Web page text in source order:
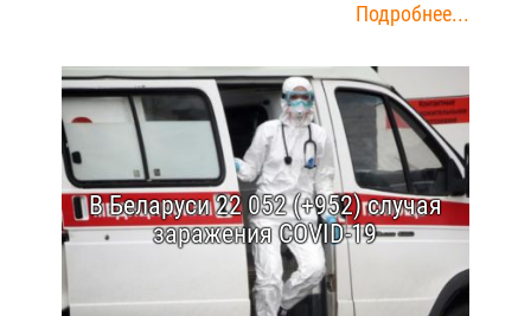
Подробнее...
В Беларуси 22 052 (+952) случая
заражения COVID-19